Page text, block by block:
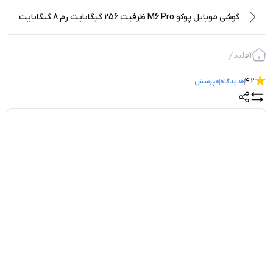
گوشی موبایل پوکو M6 Pro ظرفیت 256 گیگابایت رم 8 گیگابایت
آفلند
4.2
0دیدگاه0پرسش